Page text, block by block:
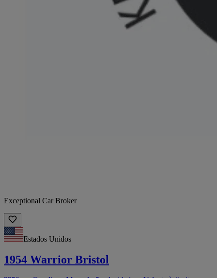
Exceptional Car Broker
Estados Unidos
1954 Warrior Bristol